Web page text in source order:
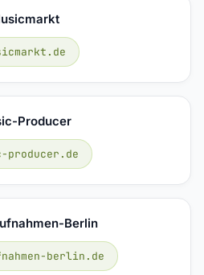
Producer
producer.de
Berlin
berlin.de